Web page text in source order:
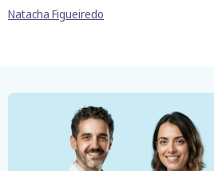
Natacha Figueiredo